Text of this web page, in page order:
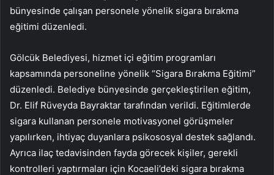
bünyesinde çalışan personele yönelik sigara bırakma
eğitimi düzenledi.
Gölcük Belediyesi, hizmet içi eğitim programları
kapsamında personeline yönelik “Sigara Bırakma Eğitimi”
düzenledi. Belediye bünyesinde gerçekleştirilen eğitim,
Dr. Elif Rüveyda Bayraktar tarafından verildi. Eğitimlerde
sigara kullanan personele motivasyonel görüşmeler
yapılırken, ihtiyaç duyanlara psikososyal destek sağlandı.
Ayrıca ilaç tedavisinden fayda görecek kişiler, gerekli
kontrolleri yaptırmaları için Kocaeli’deki sigara bırakma